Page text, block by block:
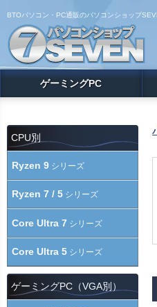
BTOパソコン・PC通販のパソコンショップ
ゲーミングPC
CPU別
Ryzen 9 シリーズ
Ryzen 7 / 5 シリーズ
Core Ultra 7 シリーズ
Core Ultra 5 シリーズ
ゲーミングPC（VGA別）